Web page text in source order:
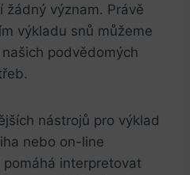
žádný význam. Právě
výkladu snů můžeme
podvědomých
nástrojů pro výklad
nebo on-line
interpretovat